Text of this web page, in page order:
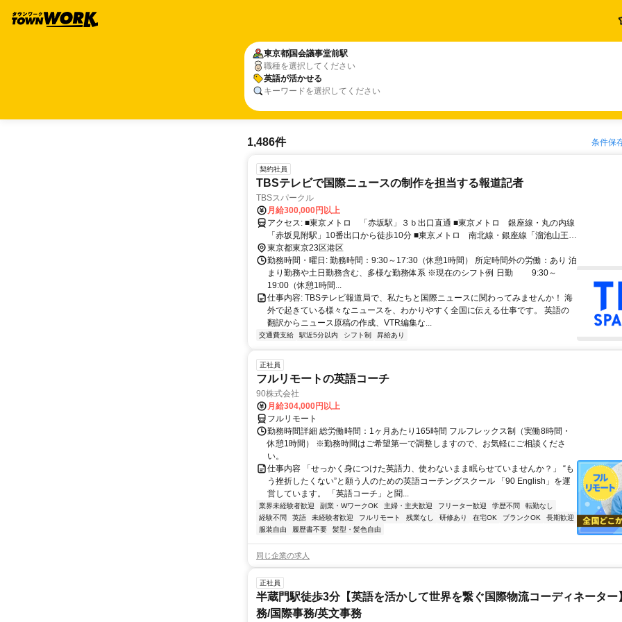
東京都 国会議事堂前駅
職種を選択してください
英語が活かせる
キーワードを選択してください
1,486件 条件保
契約社員
TBSテレビで国際ニュースの制作を担当する報道記者
TBSスパークル
月給300,000円以上
アクセス: ■東京メトロ 「赤坂駅」３ｂ出口直通 ■東京メトロ 銀座線・丸の内線
「赤坂見附駅」10番出口から徒歩10分 ■東京メトロ 南北線・銀座線「溜池山王
駅」10番出口から徒歩10分
東京都東京23区港区
勤務時間・曜日: 勤務時間：9:30～17:30（休憩1時間） 所定時間外の労働：あり 泊
まり勤務や土日勤務含む、多様な勤務体系 ※現在のシフト例 日勤 9:30～
19:00（休憩1時間...
仕事内容: TBSテレビ報道局で、私たちと国際ニュースに関わってみませんか！ 海
外で起きている様々なニュースを、わかりやすく全国に伝える仕事です。 英語の
翻訳からニュース原稿の作成、VTR編集な...
交通費支給 駅近5分以内 シフト制 昇給あり
正社員
フルリモートの英語コーチ
90株式会社
月給304,000円以上
フルリモート
勤務時間詳細 総労働時間：1ヶ月あたり165時間 フルフレックス制（実働8時間・
休憩1時間） ※勤務時間はご希望第一で調整しますので、お気軽にご相談くださ
い。
仕事内容 「せっかく身につけた英語力、使わないまま眠らせていませんか？」 “も
う挫折したくない”と願う人のための英語コーチングスクール 「90 English」を運
営しています。 「英語コーチ」と聞...
業界未経験者歓迎 副業・WワークOK 主婦・主夫歓迎 フリーター歓迎 学歴不問
転勤なし
経験不問
英語 未経験者歓迎 フルリモート 残業なし 研修あり 在宅OK ブランクOK
長期歓迎
服装自由
履歴書不要 髪型・髪色自由
同じ企業の求人
正社員
半蔵門駅徒歩3分【英語を活かして世界を繋ぐ国際物流コーディネーター
務/国際事務/英文事務